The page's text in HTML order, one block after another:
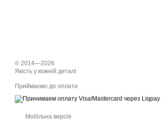
© 2014—2026
Якість у кожній деталі
Приймаємо до оплати
Мобільна версія